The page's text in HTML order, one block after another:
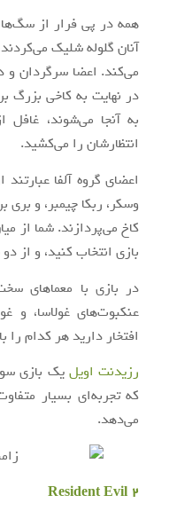
همه در پی فرار از
آنان گلوله شلیک
می‌کند. اعضا سرگردان و
در نهایت به کاخی بزرگ
به آنجا می‌شوند، غافل
انتظارشان را می‌کشید.
اعضای گروه آلفا
وسکر، ربکا چیمبر، و
کاخ می‌پردازند. شما از
بازی انتخاب کنید، و از
در بازی با معماهای
عنکبوت‌های غولاسا، و
افتخار دارید هر کدام را
رزیدنت اویلیک بازی
که تجربه‌ای بسیار
می‌دهد.
Resident Evil 2